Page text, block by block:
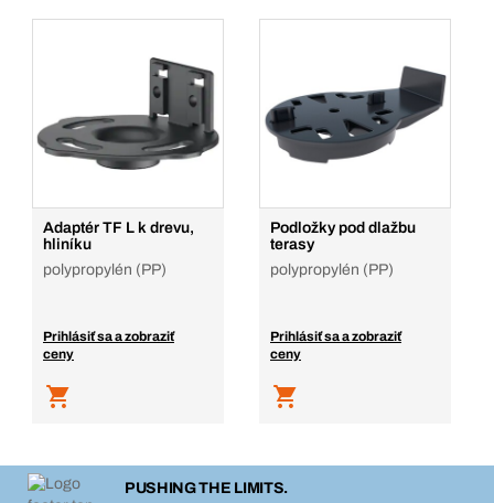
Adaptér TF L k drevu,
hliníku
polypropylén (PP)
Prihlásiť sa a zobraziť
ceny
Podložky pod dlažbu
terasy
polypropylén (PP)
Prihlásiť sa a zobraziť
ceny
PUSHING THE LIMITS.